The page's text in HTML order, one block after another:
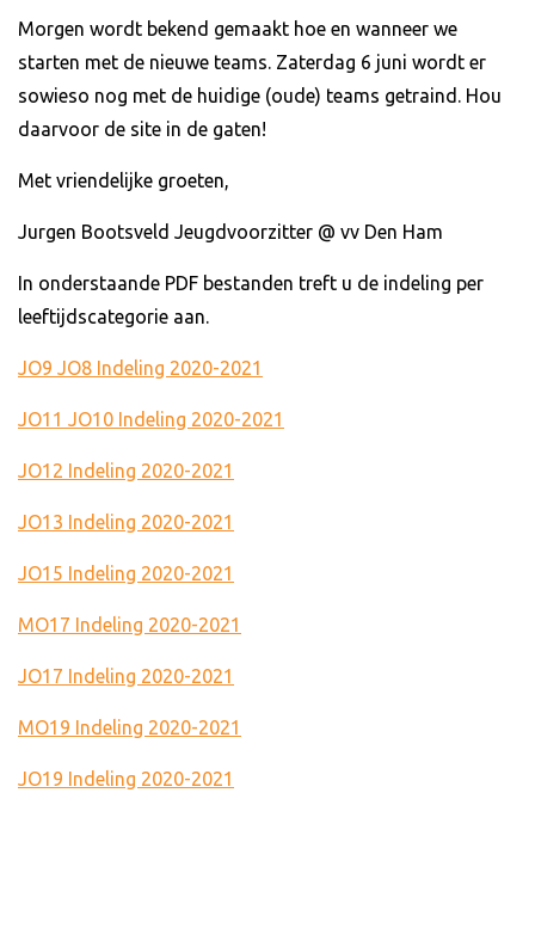
Morgen wordt bekend gemaakt hoe en wanneer we
starten met de nieuwe teams. Zaterdag 6 juni wordt er
sowieso nog met de huidige (oude) teams getraind. Hou
daarvoor de site in de gaten!
Met vriendelijke groeten,
Jurgen Bootsveld Jeugdvoorzitter @ vv Den Ham
In onderstaande PDF bestanden treft u de indeling per
leeftijdscategorie aan.
JO9 JO8 Indeling 2020-2021
JO11 JO10 Indeling 2020-2021
JO12 Indeling 2020-2021
JO13 Indeling 2020-2021
JO15 Indeling 2020-2021
MO17 Indeling 2020-2021
JO17 Indeling 2020-2021
MO19 Indeling 2020-2021
JO19 Indeling 2020-2021